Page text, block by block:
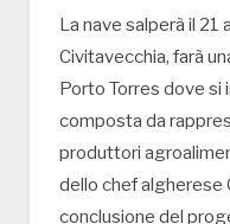
La nave salperà il 21
Civitavecchia, farà
Porto Torres dove si
composta da
produttori
dello chef algherese
conclusione del